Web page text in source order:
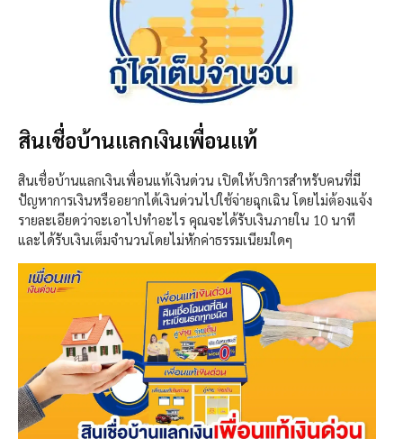
สินเชื่อบ้านแลกเงินเพื่อนแท้
สินเชื่อบ้านแลกเงินเพื่อนแท้เงินด่วน เปิดให้บริการสำหรับคนที่มี
ปัญหาการเงินหรืออยากได้เงินด่วนไปใช้จ่ายฉุกเฉิน โดยไม่ต้องแจ้ง
รายละเอียดว่าจะเอาไปทำอะไร คุณจะได้รับเงินภายใน 10 นาที
และได้รับเงินเต็มจำนวนโดยไม่หักค่าธรรมเนียมใดๆ